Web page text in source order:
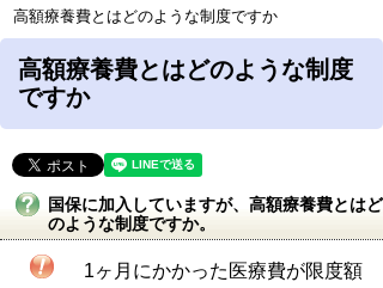
高額療養費とはどのような制度ですか
高額療養費とはどのような制度
ですか
国保に加入していますが、高額療養費とはど
のような制度ですか。
1ヶ月にかかった医療費が限度額